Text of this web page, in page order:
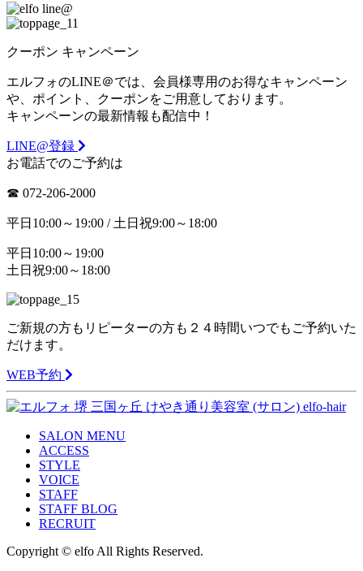
クーポン キャンペーン
エルフォのLINE＠では、会員様専用のお得なキャンペーン
や、ポイント、クーポンをご用意しております。
キャンペーンの最新情報も配信中！
LINE@登録
お電話でのご予約は
☎︎ 072-206-2000
平日10:00～19:00 / 土日祝9:00～18:00
平日10:00～19:00
土日祝9:00～18:00
ご新規の方もリピーターの方も２４時間いつでもご予約いた
だけます。
WEB予約
SALON MENU
ACCESS
STYLE
VOICE
STAFF
STAFF BLOG
RECRUIT
Copyright © elfo All Rights Reserved.